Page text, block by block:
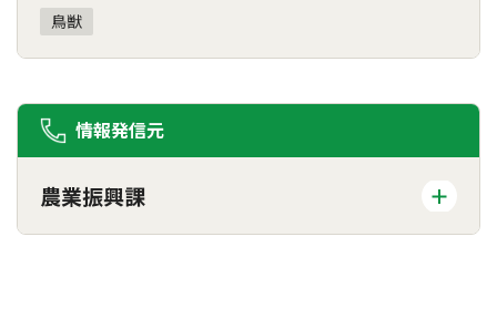
鳥獣
情報発信元
農業振興課